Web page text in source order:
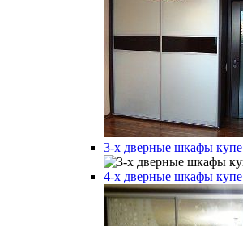
3-х дверные шкафы купе
4-х дверные шкафы купе